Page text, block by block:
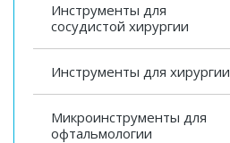
Инструменты для
сосудистой хирургии
Инструменты для хирургии
Микроинструменты для
офтальмологии